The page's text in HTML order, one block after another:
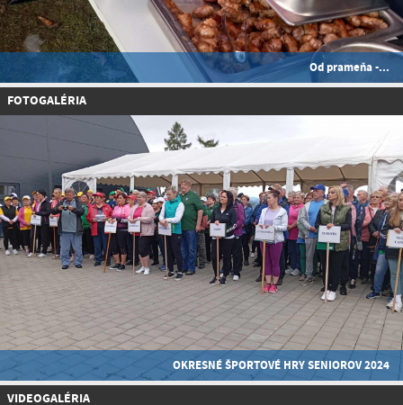
Od prameňa -...
FOTOGALÉRIA
OKRESNÉ ŠPORTOVÉ HRY SENIOROV 2024
VIDEOGALÉRIA